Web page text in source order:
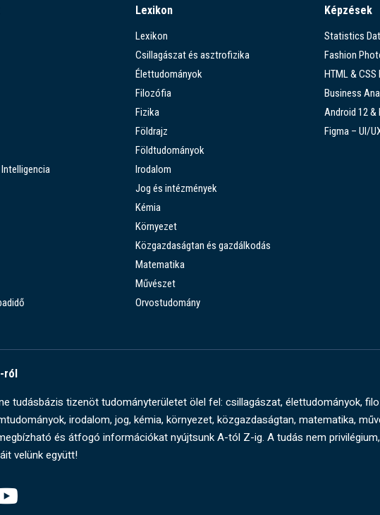
Lexikon
Lexikon
Csillagászat és asztrofizika
Élettudományok
Filozófia
Fizika
Földrajz
Földtudományok
Irodalom
Jog és intézmények
Kémia
Környezet
Közgazdaságtan és gazdálkodás
Matematika
Művészet
Orvostudomány
Képzések
Statistics
Fashion
HTML &
Business
Android 12
Figma – UI/
ról
tudásbázis tizenöt tudományterületet ölel fel: csillagászat, élettudományok,
irodalom, jog, kémia, környezet, közgazdaságtan, matematika,
és átfogó információkat nyújtsunk A-tól Z-ig. A tudás nem
velünk együtt!